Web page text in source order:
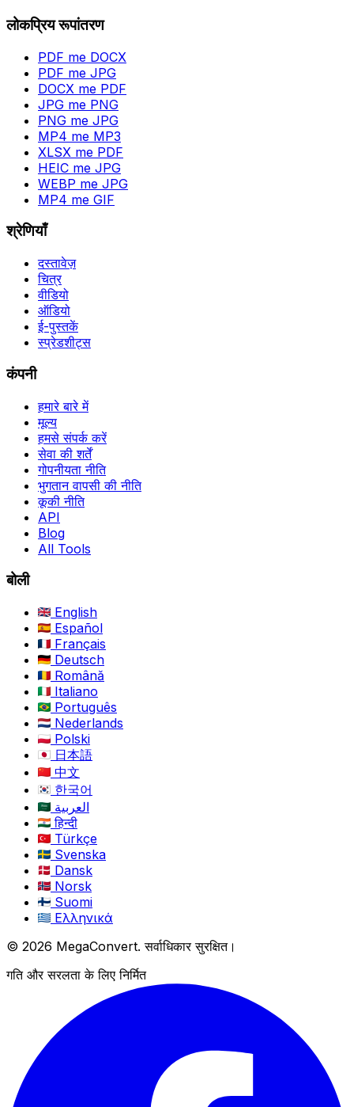
लोकप्रिय रूपांतरण
PDF me DOCX
PDF me JPG
DOCX me PDF
JPG me PNG
PNG me JPG
MP4 me MP3
XLSX me PDF
HEIC me JPG
WEBP me JPG
MP4 me GIF
श्रेणियाँ
दस्तावेज़
चित्र
वीडियो
ऑडियो
ई-पुस्तकें
स्प्रेडशीट्स
कंपनी
हमारे बारे में
मूल्य
हमसे संपर्क करें
सेवा की शर्तें
गोपनीयता नीति
भुगतान वापसी की नीति
कूकी नीति
API
Blog
All Tools
बोली
English
Español
Français
Deutsch
Română
Italiano
Português
Nederlands
Polski
日本語
中文
한국어
العربية
हिन्दी
Türkçe
Svenska
Dansk
Norsk
Suomi
Ελληνικά
© 2026 MegaConvert. सर्वाधिकार सुरक्षित।
गति और सरलता के लिए निर्मित